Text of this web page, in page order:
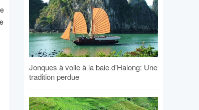
Jonques à voile à la baie d'Halong: Une
tradition perdue